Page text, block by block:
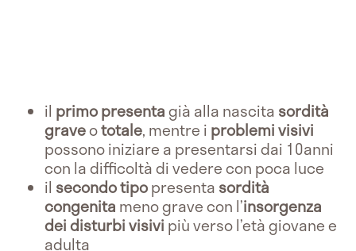
il primo presentagià alla nascita sordità
graveototale, mentre i problemi visivi
possono iniziare a presentarsi dai 10anni
con la difficoltà di vedere con poca luce
il secondo tipopresenta sordità
congenita meno grave con l’insorgenza
dei disturbi visivi più verso l’età giovane e
adulta